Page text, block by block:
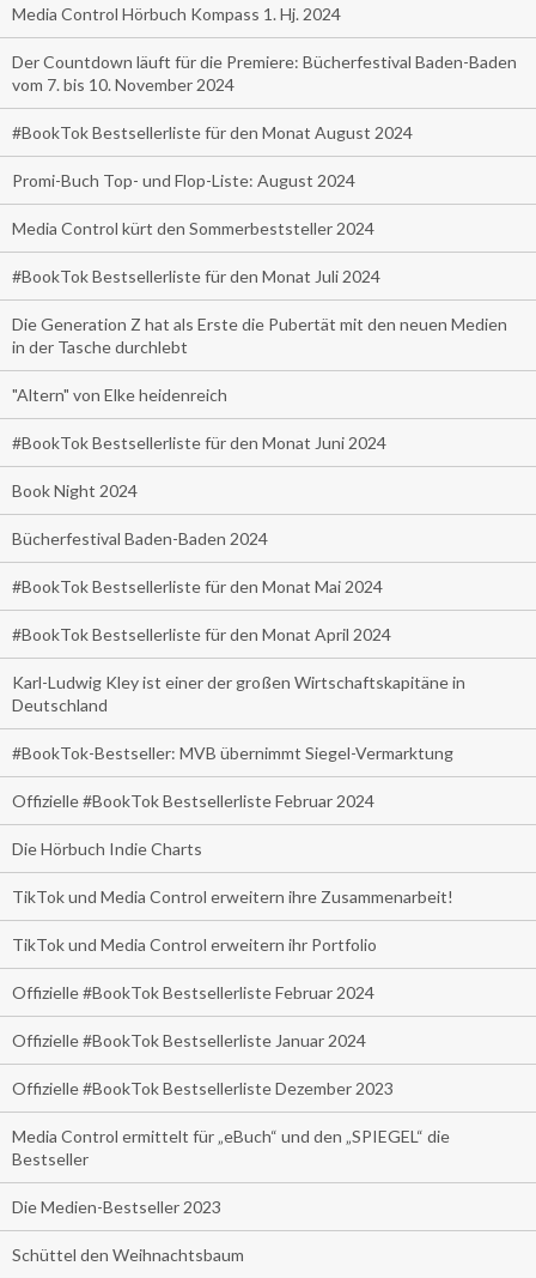
Media Control Hörbuch Kompass 1. Hj. 2024
Der Countdown läuft für die Premiere: Bücherfestival Baden-Baden
vom 7. bis 10. November 2024
#BookTok Bestsellerliste für den Monat August 2024
Promi-Buch Top- und Flop-Liste: August 2024
Media Control kürt den Sommerbeststeller 2024
#BookTok Bestsellerliste für den Monat Juli 2024
Die Generation Z hat als Erste die Pubertät mit den neuen Medien
in der Tasche durchlebt
"Altern" von Elke heidenreich
#BookTok Bestsellerliste für den Monat Juni 2024
Book Night 2024
Bücherfestival Baden-Baden 2024
#BookTok Bestsellerliste für den Monat Mai 2024
#BookTok Bestsellerliste für den Monat April 2024
Karl-Ludwig Kley ist einer der großen Wirtschaftskapitäne in
Deutschland
#BookTok-Bestseller: MVB übernimmt Siegel-Vermarktung
Offizielle #BookTok Bestsellerliste Februar 2024
Die Hörbuch Indie Charts
TikTok und Media Control erweitern ihre Zusammenarbeit!
TikTok und Media Control erweitern ihr Portfolio
Offizielle #BookTok Bestsellerliste Februar 2024
Offizielle #BookTok Bestsellerliste Januar 2024
Offizielle #BookTok Bestsellerliste Dezember 2023
Media Control ermittelt für „eBuch“ und den „SPIEGEL“ die
Bestseller
Die Medien-Bestseller 2023
Schüttel den Weihnachtsbaum